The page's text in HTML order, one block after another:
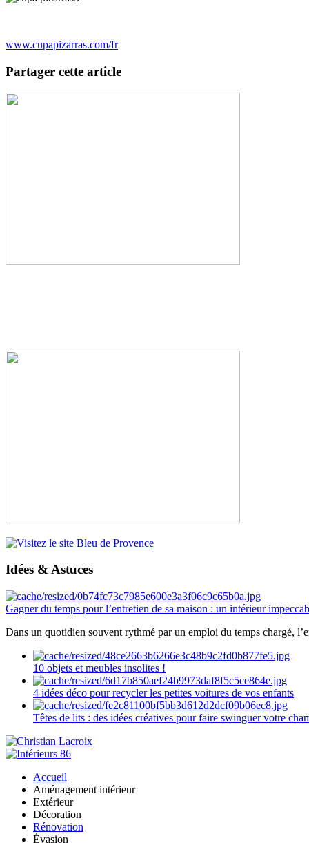
www.cupapizarras.com/fr
Partager cette article
Idées & Astuces
Gagner du temps pour l’entretien de sa maison : un intérieur
Dans un quotidien souvent rythmé par un emploi du temps chargé,
10 objets et meubles insolites !
4 idées déco pour recycler les petites voitures de vos enfants
Têtes de lits : des idées créatives pour faire swinguer votre
Accueil
Aménagement intérieur
Extérieur
Décoration
Rénovation
Évasion